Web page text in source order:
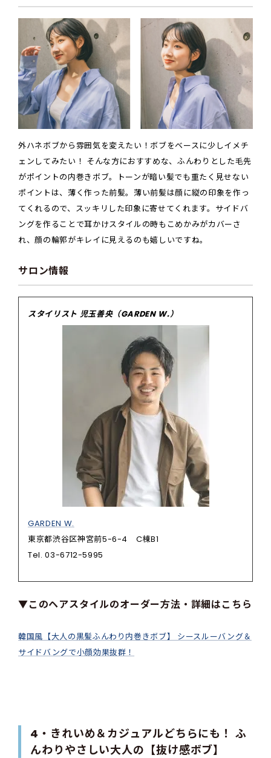
外ハネボブから雰囲気を変えたい！ボブをベースに少しイメチ
ェンしてみたい！ そんな方におすすめな、ふんわりとした毛先
がポイントの内巻きボブ。トーンが暗い髪でも重たく見せない
ポイントは、薄く作った前髪。薄い前髪は顔に縦の印象を作っ
てくれるので、スッキリした印象に寄せてくれます。サイドバ
ングを作ることで耳かけスタイルの時もこめかみがカバーさ
れ、顔の輪郭がキレイに見えるのも嬉しいですね。
サロン情報
スタイリスト 児玉善央（GARDEN W.）
GARDEN W.
東京都渋谷区神宮前5-6-4 C棟B1
Tel. 03-6712-5995
▼このヘアスタイルのオーダー方法・詳細はこちら
韓国風【大人の黒髪ふんわり内巻きボブ】 シースルーバング＆
サイドバングで小顔効果抜群！
4・きれいめ＆カジュアルどちらにも！ ふ
んわりやさしい大人の【抜け感ボブ】